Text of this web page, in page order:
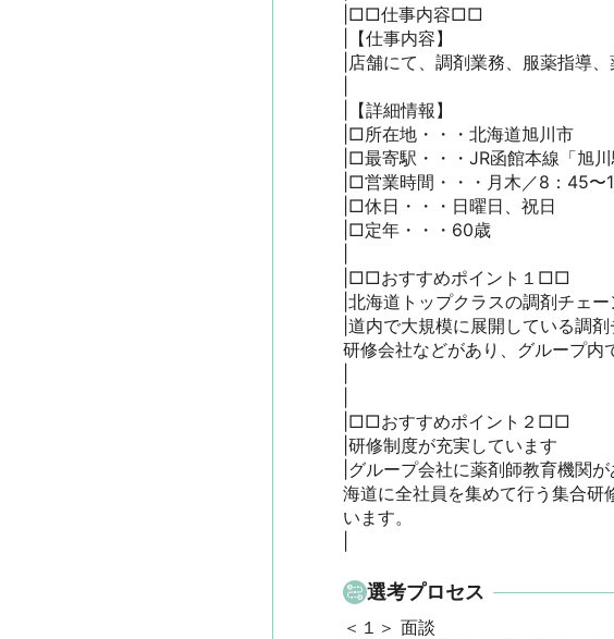
|□□仕事内容□□
|【仕事内容】
|店舗にて、調剤業務、服薬指導
|【詳細情報】
|□所在地・・・北海道旭川市
|□最寄駅・・・JR函館本線「旭
|□営業時間・・・月木／8：45
|□休日・・・日曜日、祝日
|□定年・・・60歳
|□□おすすめポイント１□□
|北海道トップクラスの調剤チェ
|道内で大規模に展開している調
研修会社などがあり、グループ内
|□□おすすめポイント２□□
|研修制度が充実しています
|グループ会社に薬剤師教育機関
海道に全社員を集めて行う集合研
います。
選考プロセス
＜１＞ 面談